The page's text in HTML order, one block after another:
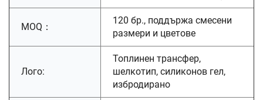
MOQ：
120 бр., поддържа смесени
размери и цветове
Лого:
Топлинен трансфер,
шелкотип, силиконов гел,
избродирано